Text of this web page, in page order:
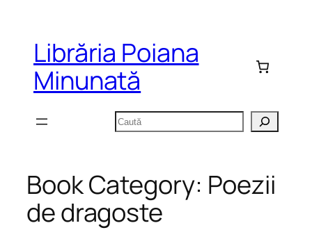
conținutLibrăria Poiana
Minunată
Caută
Book Category: Poezii
de dragoste